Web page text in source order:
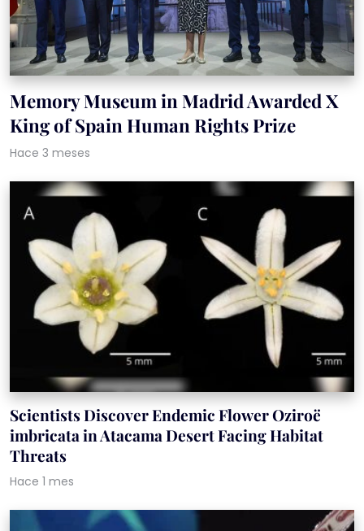
Memory Museum in Madrid Awarded X
King of Spain Human Rights Prize
Hace 3 meses
Scientists Discover Endemic Flower Oziroë
imbricata in Atacama Desert Facing Habitat
Threats
Hace 1 mes